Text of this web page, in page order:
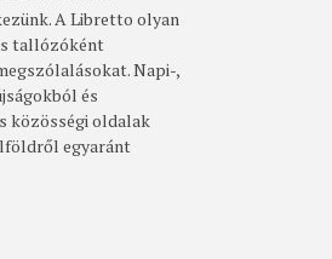
A Libretto olyan
tallózóként
Napi-,
és
közösségi oldalak
egyaránt